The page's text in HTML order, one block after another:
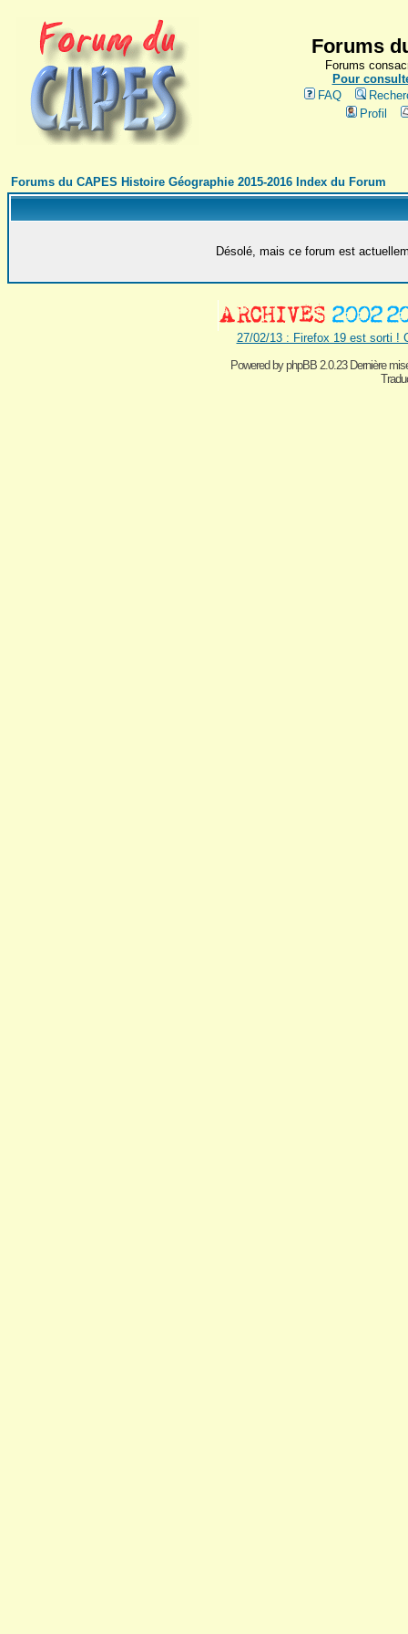
Forums
Forums
Pour
FAQ
Profil
Forums du CAPES Histoire Géographie 2015-2016 Index du Forum
Désolé, mais ce forum est
27/02/13 : Firefox 19 est sorti !
Powered byphpBB 2.0.23 Dernière